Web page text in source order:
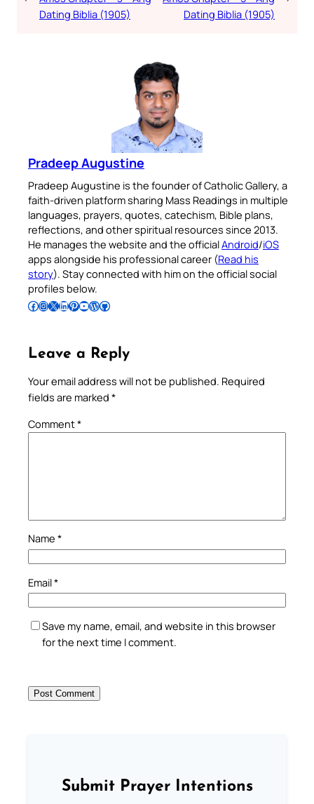
Dating Biblia (1905)
Dating Biblia (1905)
Pradeep Augustine
Pradeep Augustine is the founder of Catholic Gallery, a
faith-driven platform sharing Mass Readings in multiple
languages, prayers, quotes, catechism, Bible plans,
reflections, and other spiritual resources since 2013.
He manages the website and the officialAndroid/iOS
apps alongside his professional career (Read his
story). Stay connected with him on the official social
profiles below.
Follow Pradeep on Facebook Follow Pradeep on InstagramFollow Pradeep on X Follow Pradeep on LinkedIn Follow Pradeep on Pinterest Subscribe to Pradeep’s Youtube Channel Follow Pradeep on WordPress Follow Pradeep on GitHub
Leave a Reply
Your email address will not be published. Required
fields are marked *
Comment*
Name *
Email*
Save my name, email, and website in this browser
for the next time I comment.
Submit Prayer Intentions